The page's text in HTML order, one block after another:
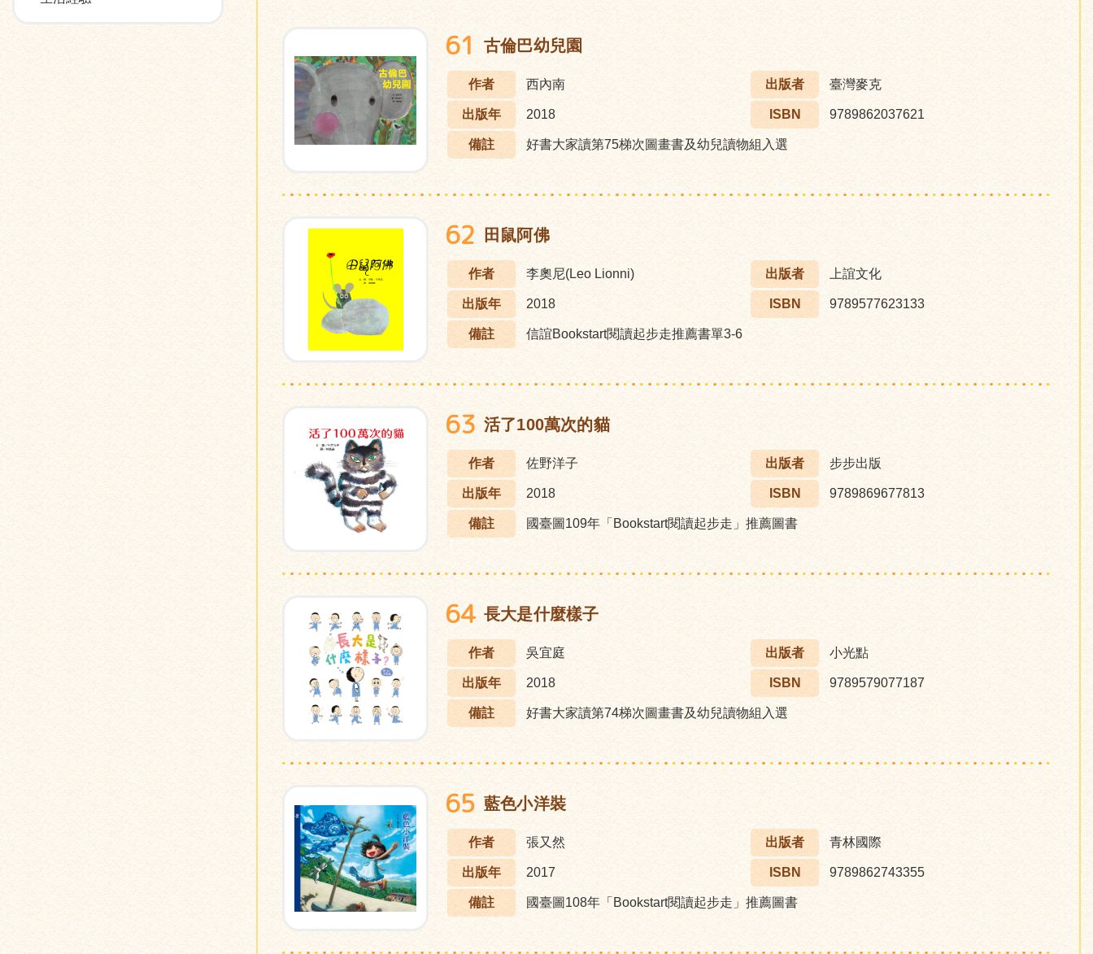
61 古倫巴幼兒園
作者 西內南 出版者 臺灣麥克
出版年 2018 ISBN 9789862037621
備註 好書大家讀第75梯次圖畫書及幼兒讀物組入選
62 田鼠阿佛
作者 李奧尼(Leo Lionni) 出版者 上誼文化
出版年 2018 ISBN 9789577623133
備註 信誼Bookstart閱讀起步走推薦書單3-6
63 活了100萬次的貓
作者 佐野洋子 出版者 步步出版
出版年 2018 ISBN 9789869677813
備註 國臺圖109年「Bookstart閱讀起步走」推薦圖書
64 長大是什麼樣子
作者 吳宜庭 出版者 小光點
出版年 2018 ISBN 9789579077187
備註 好書大家讀第74梯次圖畫書及幼兒讀物組入選
65 藍色小洋裝
作者 張又然 出版者 青林國際
出版年 2017 ISBN 9789862743355
備註 國臺圖108年「Bookstart閱讀起步走」推薦圖書